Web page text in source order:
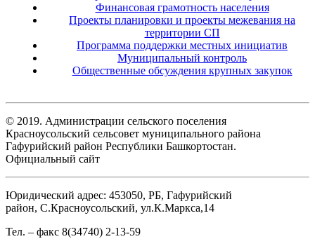
Финансовая грамотность населения
Проекты планировки и проекты межевания на
территории СП
Программа поддержки местных инициатив
Муниципальный контроль
Общественные обсуждения крупных закупок
© 2019. Администрации сельского поселения
Красноусольский сельсовет муниципального района
Гафурийский район Республики Башкортостан.
Официальный сайт
Юридический адрес: 453050, РБ, Гафурийский
район, С.Красноусольский, ул.К.Маркса,14
Тел. – факс 8(34740) 2-13-59